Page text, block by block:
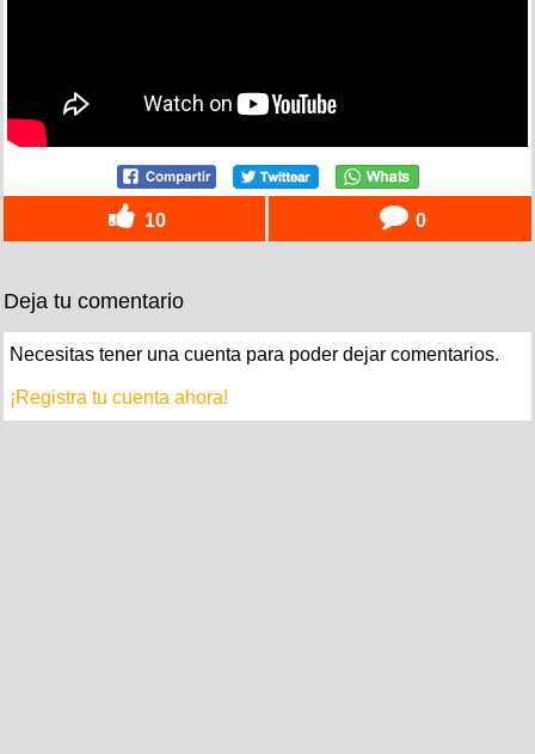
10 0
Deja tu comentario
Necesitas tener una cuenta para poder dejar comentarios.
¡Registra tu cuenta ahora!